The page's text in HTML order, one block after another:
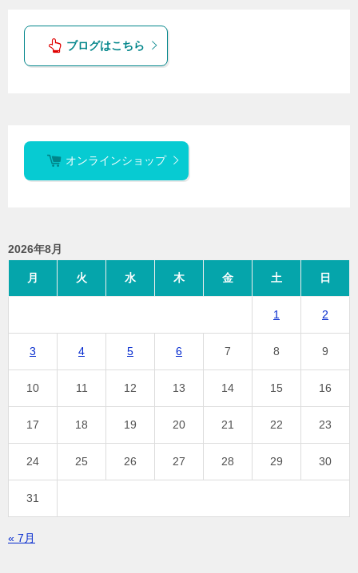
ブログはこちら
オンラインショップ
2026年8月
月 火 水 木 金 土 日
1 2
3 4 5 6 7 8 9
10 11 12 13 14 15 16
17 18 19 20 21 22 23
24 25 26 27 28 29 30
31
« 7月